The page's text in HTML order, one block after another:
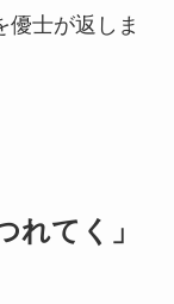
優士が返しま
れてく」